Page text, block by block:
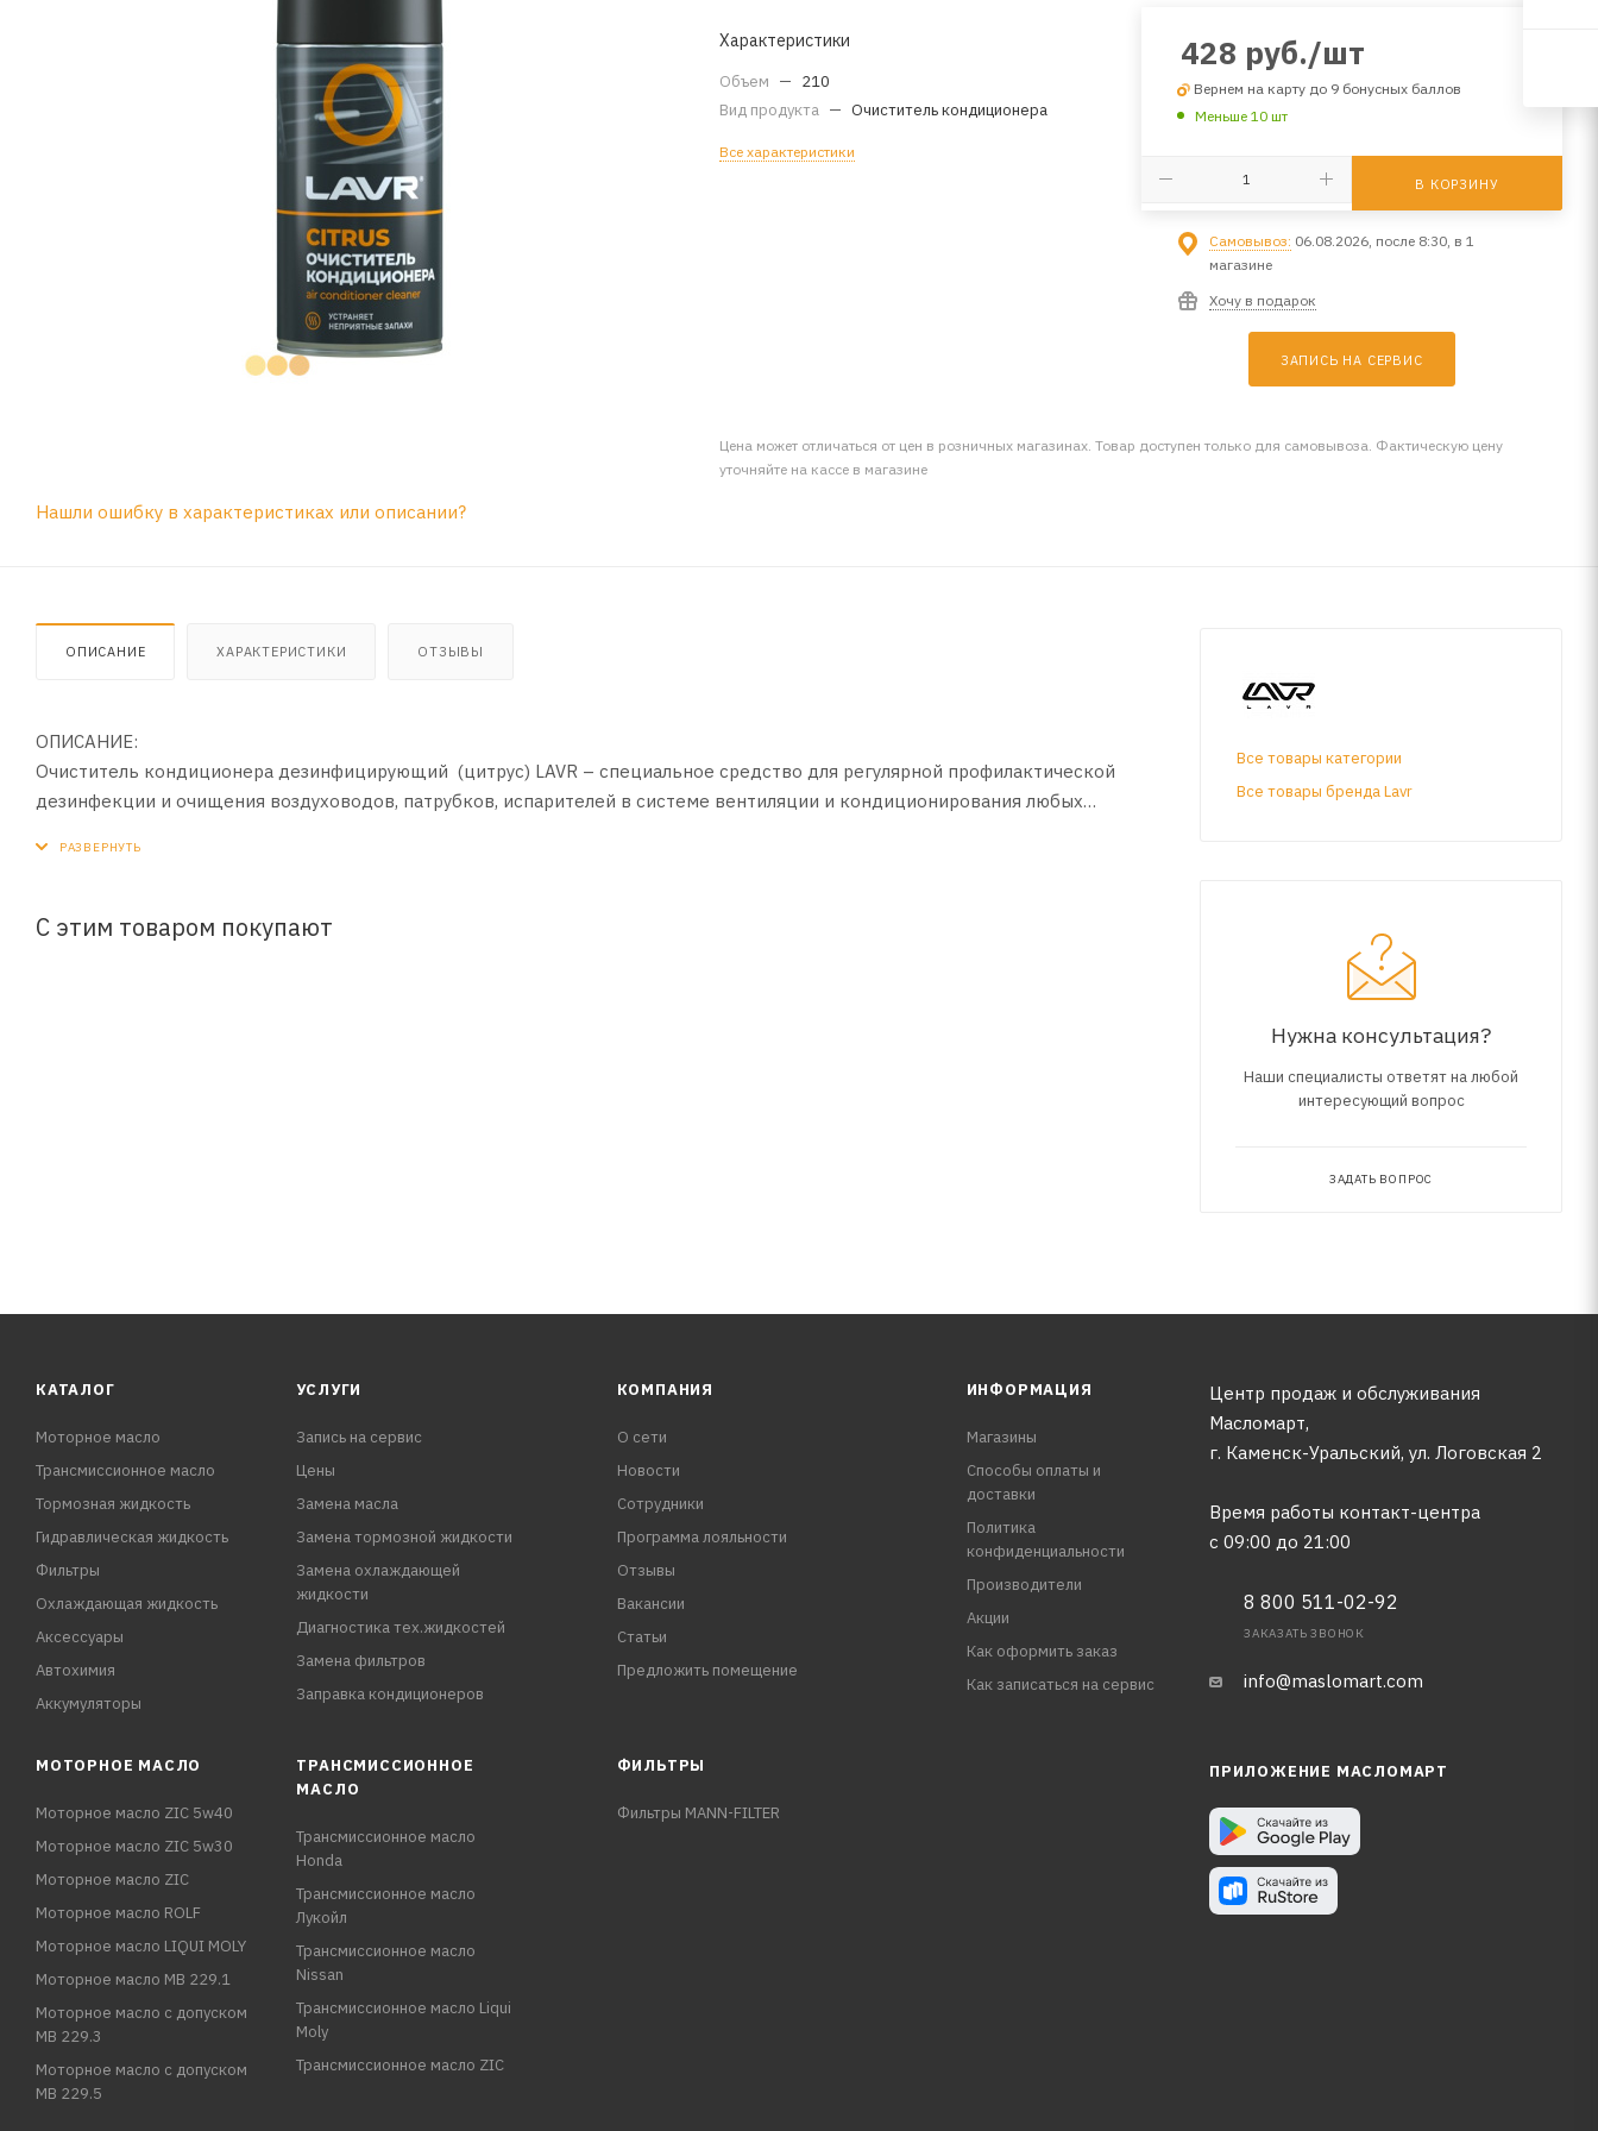
Характеристики
Объем — 210
Вид продукта — Очиститель кондиционера
Все характеристики
428 руб./шт
Вернем на карту до 9 бонусных баллов
Меньше 10 шт
В КОРЗИНУ
Самовывоз: 06.08.2026, после 8:30, в 1
магазине
Хочу в подарок
ЗАПИСЬ НА СЕРВИС
Цена может отличаться от цен в розничных магазинах. Товар доступен только для самовывоза. Фактическую цену
уточняйте на кассе в магазине
Нашли ошибку в характеристиках или описании?
ОПИСАНИЕ ХАРАКТЕРИСТИКИ ОТЗЫВЫ
ОПИСАНИЕ:
Очиститель кондиционера дезинфицирующий (цитрус) LAVR – специальное средство для регулярной профилактической
дезинфекции и очищения воздуховодов, патрубков, испарителей в системе вентиляции и кондиционирования любых
- Включить обогрев салона на 10 минут
С этим товаром покупают
Все товары категории
Все товары бренда Lavr
Нужна консультация?
Наши специалисты ответят на любой
интересующий вопрос
ЗАДАТЬ ВОПРОС
КАТАЛОГ
Моторное масло
Трансмиссионное масло
Тормозная жидкость
Гидравлическая жидкость
Фильтры
Охлаждающая жидкость
Аксессуары
Автохимия
Аккумуляторы
УСЛУГИ
Запись на сервис
Цены
Замена масла
Замена тормозной жидкости
Замена охлаждающей
жидкости
Диагностика тех.жидкостей
Замена фильтров
Заправка кондиционеров
КОМПАНИЯ
О сети
Новости
Сотрудники
Программа лояльности
Отзывы
Вакансии
Статьи
Предложить помещение
ИНФОРМАЦИЯ
Магазины
Способы оплаты и
доставки
Политика
конфиденциальности
Производители
Акции
Как оформить заказ
Как записаться на сервис
Центр продаж и обслуживания
Масломарт,
г. Каменск-Уральский, ул. Логовская 2
Время работы контакт-центра
с 09:00 до 21:00
8 800 511-02-92
ЗАКАЗАТЬ ЗВОНОК
info@maslomart.com
МОТОРНОЕ МАСЛО
Моторное масло ZIC 5w40
Моторное масло ZIC 5w30
Моторное масло ZIC
Моторное масло ROLF
Моторное масло LIQUI MOLY
Моторное масло MB 229.1
Моторное масло с допуском
MB 229.3
Моторное масло с допуском
MB 229.5
ТРАНСМИССИОННОЕ
МАСЛО
Трансмиссионное масло
Honda
Трансмиссионное масло
Лукойл
Трансмиссионное масло
Nissan
Трансмиссионное масло Liqui
Moly
Трансмиссионное масло ZIC
ФИЛЬТРЫ
Фильтры MANN-FILTER
ПРИЛОЖЕНИЕ МАСЛОМАРТ